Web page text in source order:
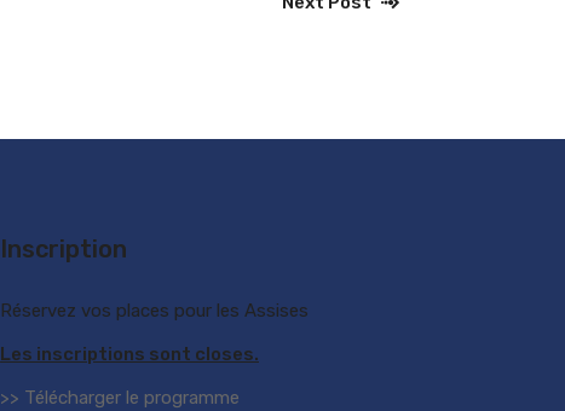
Inscription
Réservez vos places pour les Assises
Les inscriptions sont closes.
>> Télécharger le programme